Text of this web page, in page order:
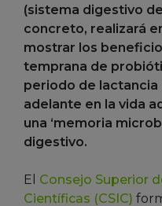
(sistema digestivo
concreto, realizará
mostrar los
temprana de
periodo de lactancia
adelante en la vida
una ‘memoria
digestivo.
El Consejo Superior
Científicas (CSIC)